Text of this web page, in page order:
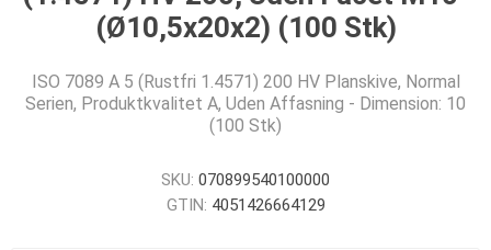
(Ø10,5x20x2) (100 Stk)
ISO 7089 A 5 (Rustfri 1.4571) 200 HV Planskive, Normal
Serien, Produktkvalitet A, Uden Affasning - Dimension: 10
(100 Stk)
SKU: 070899540100000
GTIN: 4051426664129